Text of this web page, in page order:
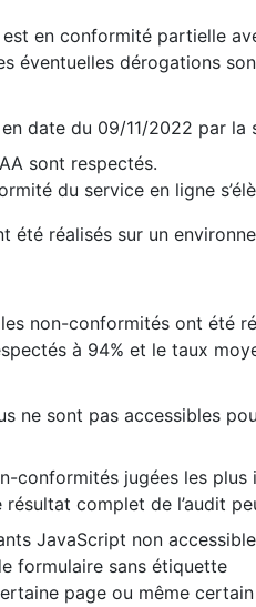
est en conformité partielle
éventuelles dérogations
en date du 09/11/2022 par
sont respectés.
du service en ligne
été réalisés sur un
non-conformités ont été
à 94% et le taux
ne sont pas accessibles
conformités jugées les
résultat complet de l’audit
JavaScript non
formulaire sans étiquette
page ou même